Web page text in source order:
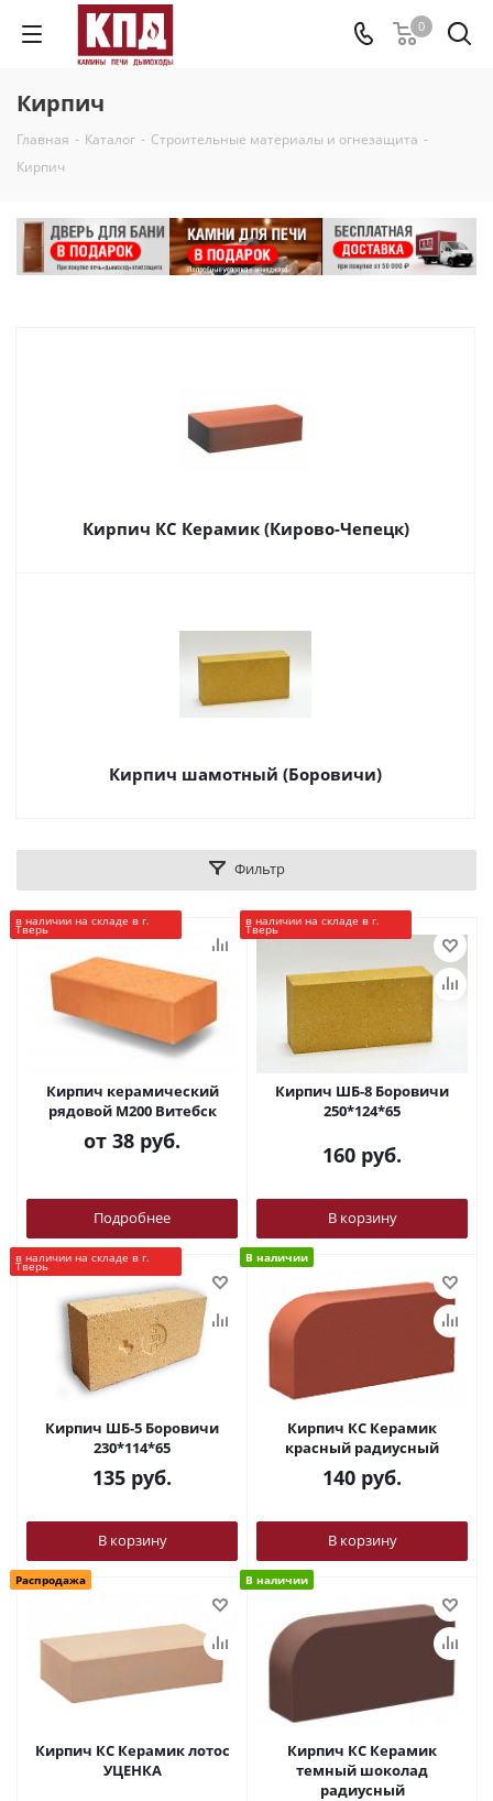
0
Кирпич
Главная - Каталог - Строительные материалы и огнезащита -
Кирпич
Кирпич КС Керамик (Кирово-Чепецк)
Кирпич шамотный (Боровичи)
Фильтр
в наличии на складе в г.
Тверь
Кирпич керамический
рядовой М200 Витебск
от 38 руб.
Подробнее
в наличии на складе в г.
Тверь
Кирпич ШБ-8 Боровичи
250*124*65
160 руб.
В корзину
в наличии на складе в г.
Тверь
Кирпич ШБ-5 Боровичи
230*114*65
135 руб.
В корзину
В наличии
Кирпич КС Керамик
красный радиусный
140 руб.
В корзину
Распродажа
Кирпич КС Керамик лотос
УЦЕНКА
В наличии
Кирпич КС Керамик
темный шоколад
радиусный